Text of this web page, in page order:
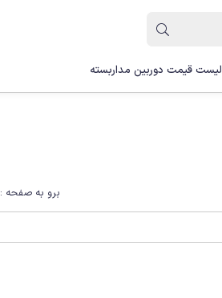
لیست قیمت دوربین مداربسته
برو به صفحه :